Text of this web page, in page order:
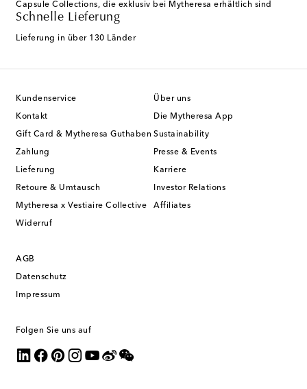
Capsule Collections, die exklusiv bei Mytheresa erhältlich sind
Schnelle Lieferung
Lieferung in über 130 Länder
Kundenservice
Kontakt
Gift Card & Mytheresa Guthaben
Zahlung
Lieferung
Retoure & Umtausch
Mytheresa x Vestiaire Collective
Widerruf
Über uns
Die Mytheresa App
Sustainability
Presse & Events
Karriere
Investor Relations
Affiliates
AGB
Datenschutz
Impressum
Folgen Sie uns auf